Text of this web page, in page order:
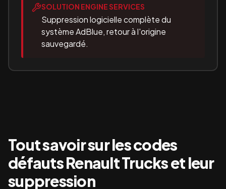
SOLUTION ENGINE SERVICES
Suppression logicielle complète du
système AdBlue, retour à l'origine
sauvegardé.
Tout savoir sur les codes
défautsRenault Truckset leur
suppression